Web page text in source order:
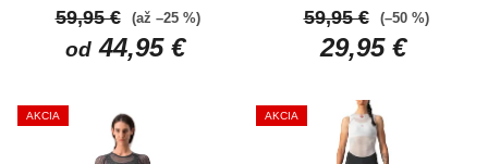
podprsenka určená na
bicykel
od44,95 €
59,95 € (až –25 %)
funkčná bielizeň s
krátkym rukávom
29,95 €
59,95 € (–50 %)
AKCIA AKCIA